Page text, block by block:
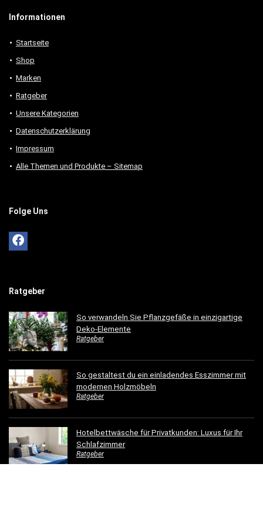
Informationen
Startseite
Shop
Marken
Ratgeber
Unsere Kategorien
Datenschutzerklärung
Impressum
Alle Themen und Produkte – Sitemap
Folge Uns
Ratgeber
So verwandeln Sie Pflanzgefäße in einzigartige
Deko-Elemente
Ratgeber
So gestaltest du ein einladendes Esszimmer mit
modernen Holzmöbeln
Ratgeber
Hotelbettwäsche für Privatkunden: Luxus für Ihr
Schlafzimmer
Ratgeber